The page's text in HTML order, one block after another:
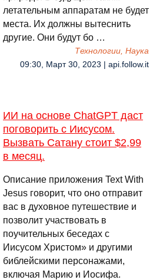
летательным аппаратам не будет
места. Их должны вытеснить
другие. Они будут бо …
Технологии, Наука
09:30, Март 30, 2023 | api.follow.it
ИИ на основе ChatGPT даст
поговорить с Иисусом.
Вызвать Сатану стоит $2,99
в месяц.
Описание приложения Text With
Jesus говорит, что оно отправит
вас в духовное путешествие и
позволит участвовать в
поучительных беседах с
Иисусом Христом» и другими
библейскими персонажами,
включая Марию и Иосифа.